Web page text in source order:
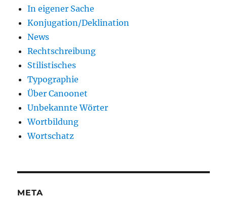
In eigener Sache
Konjugation/Deklination
News
Rechtschreibung
Stilistisches
Typographie
Über Canoonet
Unbekannte Wörter
Wortbildung
Wortschatz
META